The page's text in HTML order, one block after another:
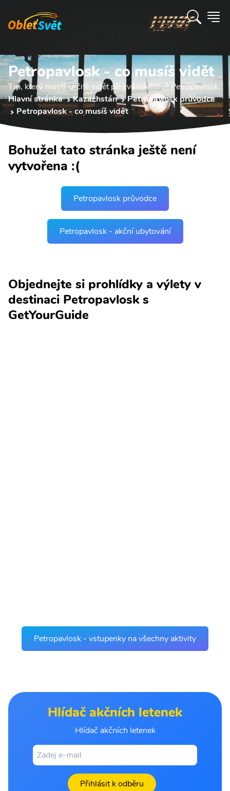
Petropavlosk - co musíš vidět
Tip, který musíš určitě vidět při své návštěvě Petropavlosk.
Hlavní stránka
Kazachstán
Petropavlosk průvodce
Petropavlosk - co musíš vidět
Bohužel tato stránka ještě není
vytvořena :(
Petropavlosk průvodce
Petropavlosk - akční ubytování
Objednejte si prohlídky a výlety v
destinaci Petropavlosk s
GetYourGuide
Petropavlosk - vstupenky na všechny aktivity
Hlídač akčních letenek
Hlídač akčních letenek
Přihlásit k odběru